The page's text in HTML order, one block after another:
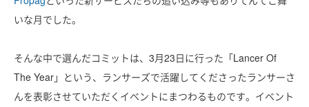
いな月でした。
そんな中で選んだコミットは、3月23日に行った「Lancer Of
The Year」という、ランサーズで活躍してくださったランサーさ
んを表彰させていただくイベントにまつわるものです。イベント